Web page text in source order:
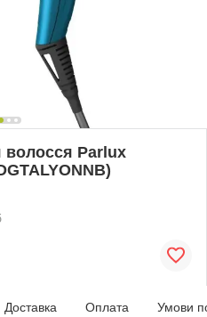
Parlux
Доставка Оплата Умови